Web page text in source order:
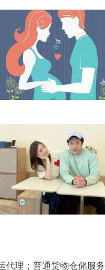
代理；普通货物仓储服